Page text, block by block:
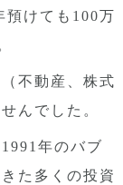
預けても100万
不動産、株式
んでした。
年のバブ
た多くの投資